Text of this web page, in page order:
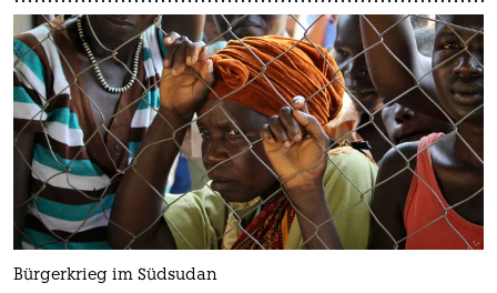
Bürgerkrieg im Südsudan